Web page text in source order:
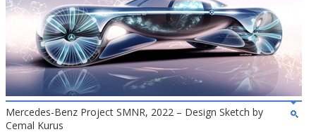
Mercedes-Benz Project SMNR, 2022 – Design Sketch by
Cemal Kurus